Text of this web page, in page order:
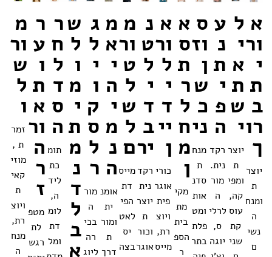
א
ור
י
ת
ב
רו
ך
יוצר
ת
ומנח
ה
נשי
ם
ל
י
א
ת
ש
י
יוצר
ת
ומפי
קה,
עוס
קת
שני
ע
נ
ת
י
פ
ה
רקד
נית.
מור
ה
לרלי
ס,
יוגה
ס
וז
ן
ש
כ
ני
מנח
ת
סדנ
אות
ומט
פלת
בתר
א
ס
ת
ר
ל
ח
מ
ן
מקי
מת
בית
הספ
ר
א
ור
ל
י
ד
יי
ן
כורי
אוגר
פית
ויוצ
רת,
מייס
נ
ט
ל
י
ד
ב
יר
רקד
נית
יוצר
ת
וכור
אוגר
מ
ור
ט
ל
ש
ל
ם
מייס
דת
הפי
לאט
יס
בצה
מ
א
י
ה
י
מ
נ
ה
אומנ
ית
ומור
ת
דרך
ג
ל
י
ו
ק
ס
ל
ר
מור
ה
בכי
רה
ליוג
ש
ל
ו
מ
י
ת
מ
נ
ד
ל
ב
א
ר
ח
ל
ד
ס
ה
תומ
כת
ליד
ה,
לומ
דת
ומל
ר
ע
ו
ת
א
ור
ה
ר
ז
מטפ
לת
רגש
מ
ור
ש
ל
ו
זמר
ת ,
מוזי
קאי
ת
ויוצ
רת,
מנח
ה